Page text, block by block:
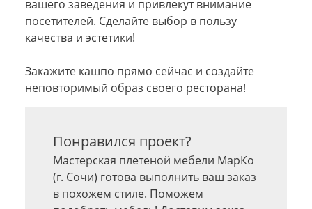
вашего заведения и привлекут внимание
посетителей. Сделайте выбор в пользу
качества и эстетики!
Закажите кашпо прямо сейчас и создайте
неповторимый образ своего ресторана!
Понравился проект?
Мастерская плетеной мебели МарКо
(г. Сочи) готова выполнить ваш заказ
в похожем стиле. Поможем